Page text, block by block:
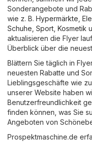
Sonderangebote und
wie z. B. Hypermärkte
Schuhe, Sport Kosmetik
aktualisieren die Flyer
Überblick über die
Blättern Sie täglich in
neuesten Rabatte und
Lieblingsgeschäfte wie
unserer Website haben
Benutzerfreundlichkeit
finden können, was Sie
Angeboten von
Prospektmaschine.de